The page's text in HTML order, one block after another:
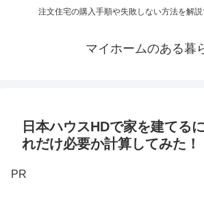
注文住宅の購入手順や失敗しない方法を解説
マイホームのある暮
日本ハウスHDで家を建てる
れだけ必要か計算してみた！
PR